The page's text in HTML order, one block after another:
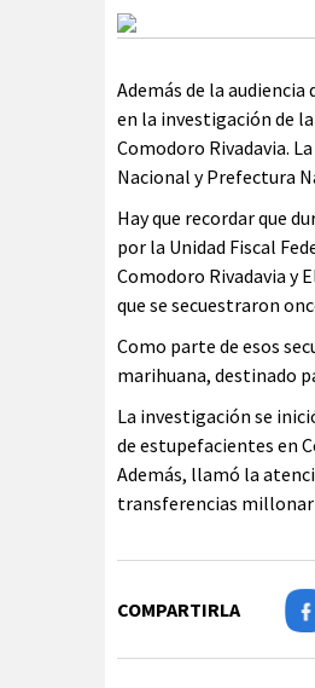
Además de la
en la investigación de
Comodoro Rivadavia.
Nacional y Prefectura
Hay que recordar que
por la Unidad Fiscal
Comodoro Rivadavia y
que se secuestraron
Como parte de esos
marihuana, destinado
La investigación se
de estupefacientes en
Además, llamó la
transferencias
COMPARTIRLA